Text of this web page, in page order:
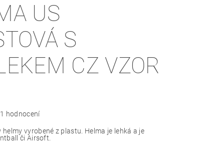
SPANÍ STANY
HELMY PSÍ ZNÁMKY DOG TAG
KONTAKTY
US
S
CZ VZOR
1 hodnocení
helmy vyrobené z plastu. Helma je lehká a je
či Airsoft.